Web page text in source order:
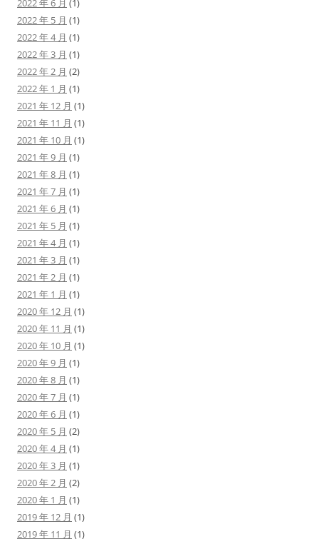
2022 年 6 月 (1)
2022 年 5 月 (1)
2022 年 4 月 (1)
2022 年 3 月 (1)
2022 年 2 月 (2)
2022 年 1 月 (1)
2021 年 12 月 (1)
2021 年 11 月 (1)
2021 年 10 月 (1)
2021 年 9 月 (1)
2021 年 8 月 (1)
2021 年 7 月 (1)
2021 年 6 月 (1)
2021 年 5 月 (1)
2021 年 4 月 (1)
2021 年 3 月 (1)
2021 年 2 月 (1)
2021 年 1 月 (1)
2020 年 12 月 (1)
2020 年 11 月 (1)
2020 年 10 月 (1)
2020 年 9 月 (1)
2020 年 8 月 (1)
2020 年 7 月 (1)
2020 年 6 月 (1)
2020 年 5 月 (2)
2020 年 4 月 (1)
2020 年 3 月 (1)
2020 年 2 月 (2)
2020 年 1 月 (1)
2019 年 12 月 (1)
2019 年 11 月 (1)